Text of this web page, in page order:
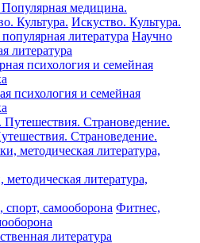
Популярная медицина.
Искуство. Культура.
Научно
литература
психология и семейная
Страноведение.
литература,
Фитнес,